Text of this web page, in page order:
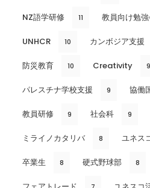
NZ語学研修 11 教員向け勉
UNHCR 10 カンボジア支援
防災教育 10 Creativity 9
パレスチナ学校支援 9 協働
教員研修 9 社会科 9
ミライノカタリバ 8 ユネス
卒業生 8 硬式野球部 8